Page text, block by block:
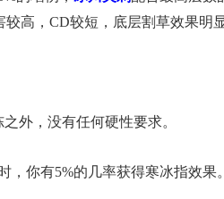
高，CD较短，底层割草效果明
外，没有任何硬性要求。
，你有5%的几率获得寒冰指效果